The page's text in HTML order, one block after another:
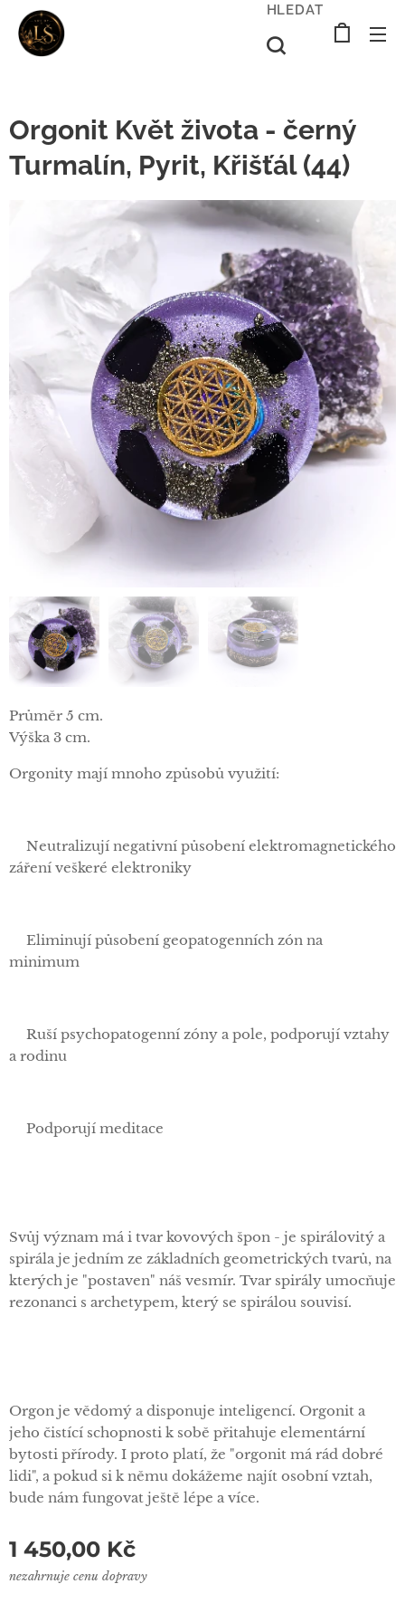
HLEDAT
Orgonit Květ života - černý
Turmalín, Pyrit, Křišťál (44)
Průměr 5 cm.
Výška 3 cm.
Orgonity mají mnoho způsobů využití:
✅Neutralizují negativní působení elektromagnetického
záření veškeré elektroniky
✅Eliminují působení geopatogenních zón na
minimum
✅Ruší psychopatogenní zóny a pole, podporují vztahy
a rodinu
✅Podporují meditace
Svůj význam má i tvar kovových špon - je spirálovitý a
spirála je jedním ze základních geometrických tvarů, na
kterých je "postaven" náš vesmír. Tvar spirály umocňuje
rezonanci s archetypem, který se spirálou souvisí.
Orgon je vědomý a disponuje inteligencí. Orgonit a
jeho čistící schopnosti k sobě přitahuje elementární
bytosti přírody. I proto platí, že "orgonit má rád dobré
lidi", a pokud si k němu dokážeme najít osobní vztah,
bude nám fungovat ještě lépe a více.
1 450,00 Kč
nezahrnuje cenu dopravy